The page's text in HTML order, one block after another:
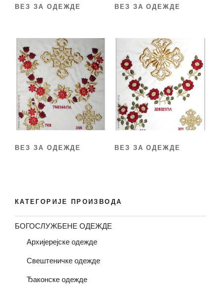
ВЕЗ ЗА ОДЕЖДЕ ВЕЗ ЗА ОДЕЖДЕ
ВЕЗ ЗА ОДЕЖДЕ ВЕЗ ЗА ОДЕЖДЕ
КАТЕГОРИЈЕ ПРОИЗВОДА
БОГОСЛУЖБЕНЕ ОДЕЖДЕ
Архијерејске одежде
Свештеничке одежде
Ђаконске одежде